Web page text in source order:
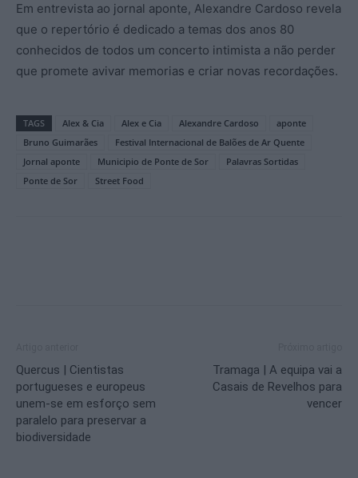
Em entrevista ao jornal aponte, Alexandre Cardoso revela
que o repertório é dedicado a temas dos anos 80
conhecidos de todos um concerto intimista a não perder
que promete avivar memorias e criar novas recordações.
TAGS Alex & Cia Alex e Cia Alexandre Cardoso
aponte
Bruno Guimarães
Festival Internacional de Balões de Ar Quente
Jornal aponte
Municipio de Ponte de Sor
Palavras Sortidas
Ponte de Sor
Street Food
Quercus | Cientistas
portugueses e europeus
unem-se em esforço sem
paralelo para preservar a
biodiversidade
Tramaga | A equipa vai a
Casais de Revelhos para
vencer